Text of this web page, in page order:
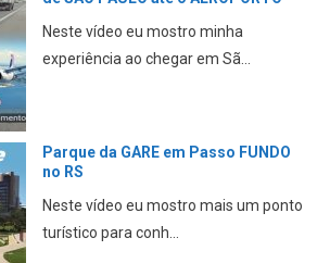
Neste vídeo eu mostro minha
experiência ao chegar em Sã...
Parque da GARE em Passo FUNDO
no RS
Neste vídeo eu mostro mais um ponto
turístico para conh...